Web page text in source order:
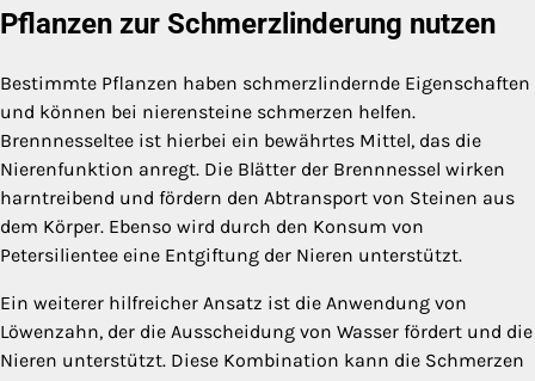
Pflanzen zur Schmerzlinderung nutzen
Bestimmte Pflanzen haben schmerzlindernde Eigenschaften
und können bei nierensteine schmerzen helfen.
Brennnesseltee ist hierbei ein bewährtes Mittel, das die
Nierenfunktion anregt. Die Blätter der Brennnessel wirken
harntreibend und fördern den Abtransport von Steinen aus
dem Körper. Ebenso wird durch den Konsum von
Petersilientee eine Entgiftung der Nieren unterstützt.
Ein weiterer hilfreicher Ansatz ist die Anwendung von
Löwenzahn, der die Ausscheidung von Wasser fördert und die
Nieren unterstützt. Diese Kombination kann die Schmerzen